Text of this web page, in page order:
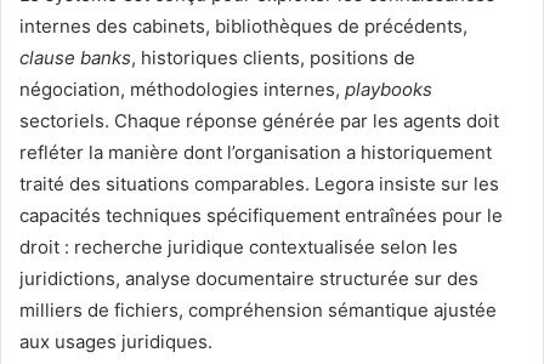
internes des cabinets, bibliothèques de précédents,
clause banks, historiques clients, positions de
négociation, méthodologies internes, playbooks
sectoriels. Chaque réponse générée par les agents doit
refléter la manière dont l’organisation a historiquement
traité des situations comparables. Legora insiste sur les
capacités techniques spécifiquement entraînées pour le
droit : recherche juridique contextualisée selon les
juridictions, analyse documentaire structurée sur des
milliers de fichiers, compréhension sémantique ajustée
aux usages juridiques.